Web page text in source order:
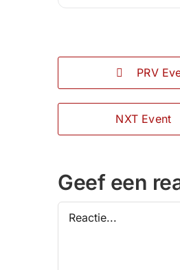
PRV
NXT Event
Geef een
Reactie